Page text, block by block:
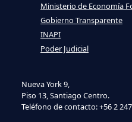
Nueva York 9,
Piso 13, Santiago Centro.
Teléfono de contacto: +56 2
Ministerio de Economía
Gobierno Transparente
INAPI
Poder Judicial